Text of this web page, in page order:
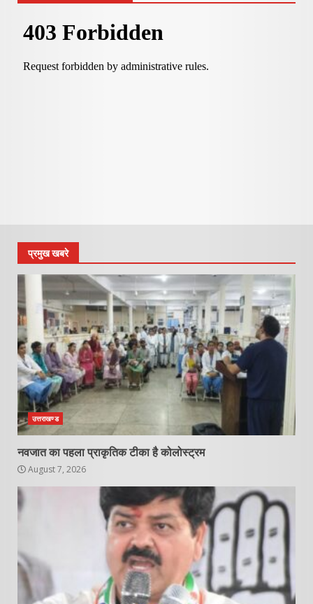
प्रमुख खबरे
उत्तराखण्ड
नवजात का पहला प्राकृतिक टीका है कोलोस्ट्रम
August 7, 2026